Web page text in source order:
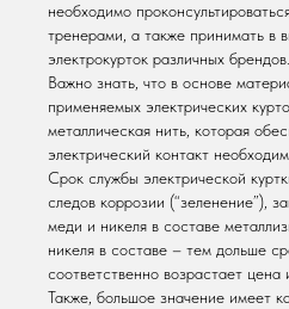
необходимо
тренерами, а также принимать в
электрокурток различных брендов.
Важно знать, что в основе
применяемых электрических
металлическая нить, которая
электрический контакт
Срок службы электрической
следов коррозии (“зеленение”),
меди и никеля в составе
никеля в составе – тем дольше
соответственно возрастает цена
Также, большое значение имеет